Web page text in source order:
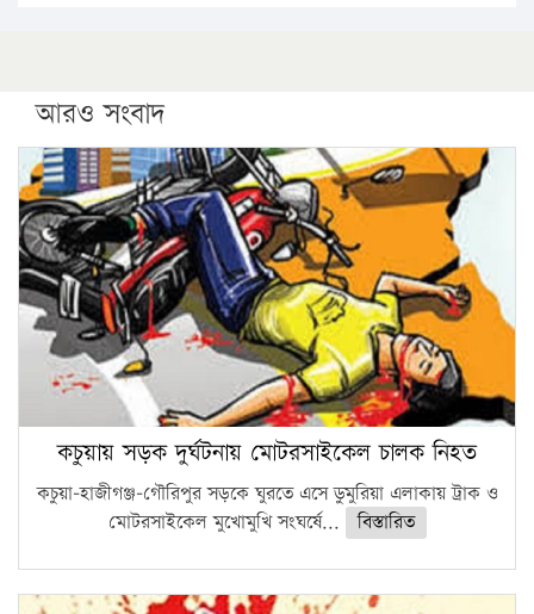
আরও সংবাদ
কচুয়ায় সড়ক দুর্ঘটনায় মোটরসাইকেল চালক নিহত
কচুয়া-হাজীগঞ্জ-গৌরিপুর সড়কে ঘুরতে এসে ডুমুরিয়া এলাকায় ট্রাক ও
মোটরসাইকেল মুখোমুখি সংঘর্ষে...
বিস্তারিত